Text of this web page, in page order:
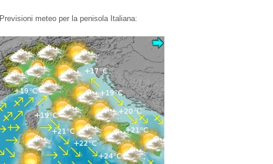
Previsioni meteo per la penisola Italiana: